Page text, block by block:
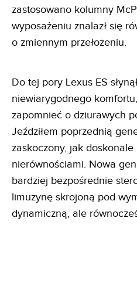
zastosowano kolumny
wyposażeniu znalazł się
o zmiennym przełożeniu.
Do tej pory Lexus ES
niewiarygodnego
zapomnieć o dziurawych
Jeździłem poprzednią
zaskoczony, jak
nierównościami. Nowa
bardziej bezpośrednie
limuzynę skrojoną pod
dynamiczną, ale